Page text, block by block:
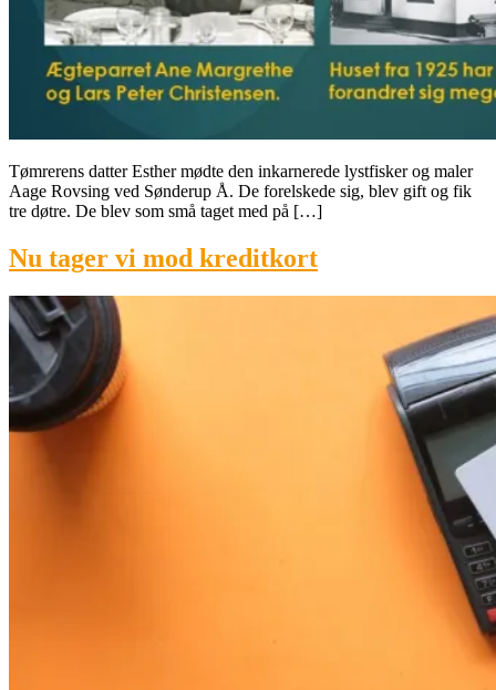
Tømrerens datter Esther mødte den inkarnerede lystfisker og maler
Aage Rovsing ved Sønderup Å. De forelskede sig, blev gift og fik
tre døtre. De blev som små taget med på […]
Nu tager vi mod kreditkort